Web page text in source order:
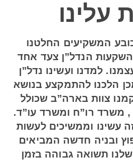
עלינו
המשקיעים החלטנו
הנדל”ן צעד אחד
למדנו ועשינו נדל”ן
הלכנו להתמקצע בנושא
צוות בארה”ב שכולל
, משרד רו”ח ומשרד עו”ד.
עשינו וממשיכים לעשות
ובניה חדשה המביאים
שלנו תשואה גבוהה בזמן